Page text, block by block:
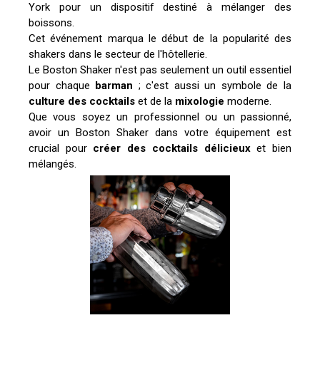
York pour un dispositif destiné à mélanger des
boissons.
Cet événement marqua le début de la popularité des
shakers dans le secteur de l'hôtellerie.
Le Boston Shaker n'est pas seulement un outil essentiel
pour chaque barman ; c'est aussi un symbole de la
culture des cocktails et de la mixologie moderne.
Que vous soyez un professionnel ou un passionné,
avoir un Boston Shaker dans votre équipement est
crucial pour créer des cocktails délicieuxet bien
mélangés.